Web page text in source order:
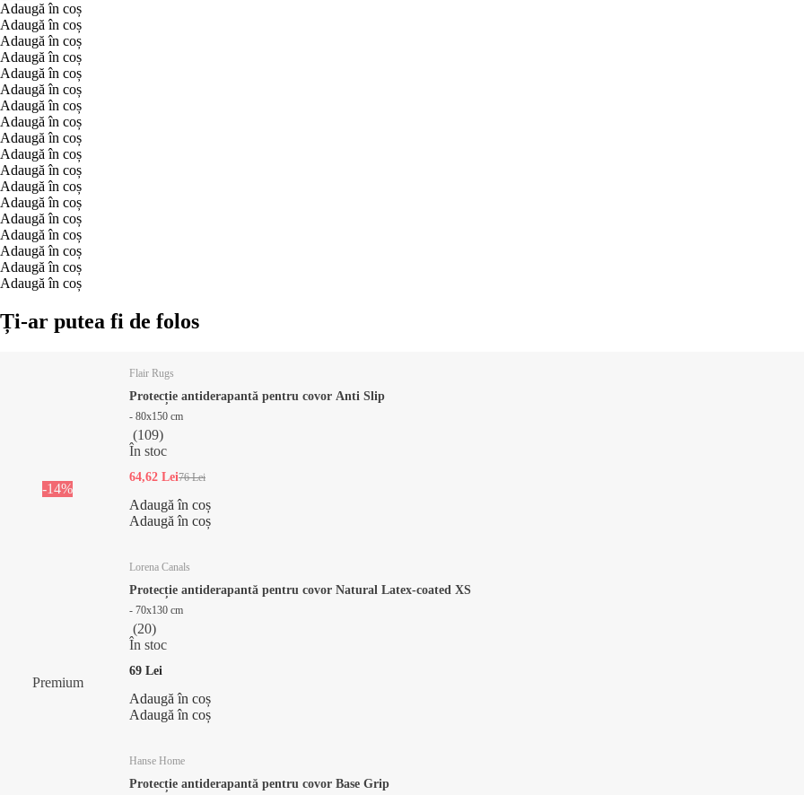
Adaugă în coș
Adaugă în coș
Adaugă în coș
Adaugă în coș
Adaugă în coș
Adaugă în coș
Adaugă în coș
Adaugă în coș
Adaugă în coș
Adaugă în coș
Adaugă în coș
Adaugă în coș
Adaugă în coș
Adaugă în coș
Adaugă în coș
Adaugă în coș
Adaugă în coș
Adaugă în coș
Ți-ar putea fi de folos
-14%
Flair Rugs
Protecție antiderapantă pentru covor Anti Slip
- 80x150 cm
(109)
În stoc
64,62 Lei76 Lei
Adaugă în coș
Adaugă în coș
Premium
Lorena Canals
Protecție antiderapantă pentru covor Natural Latex-coated XS
- 70x130 cm
(20)
În stoc
69 Lei
Adaugă în coș
Adaugă în coș
Hanse Home
Protecție antiderapantă pentru covor Base Grip